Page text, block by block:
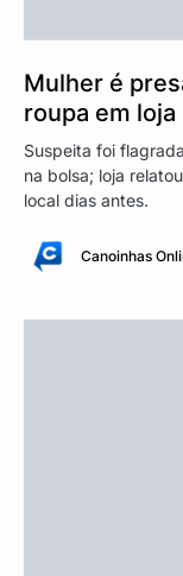
Mulher é
roupa em
Suspeita foi
na bolsa; loja
local dias antes.
Canoinhas